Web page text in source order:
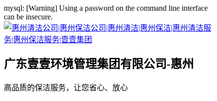
mysql: [Warning] Using a password on the command line interface
can be insecure.
广东壹壹环境管理集团有限公司-惠州
高品质的保洁服务，让您省心、放心